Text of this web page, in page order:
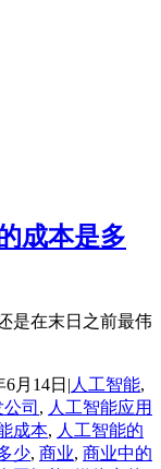
成本是多
是在末日之前最伟
6月14日 | 人工智能,
司 , 人工智能应用
成本, 人工智能的
少, 商业, 商业中的